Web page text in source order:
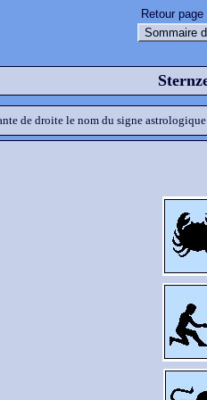
Retour
Sommaire
de droite le nom du signe